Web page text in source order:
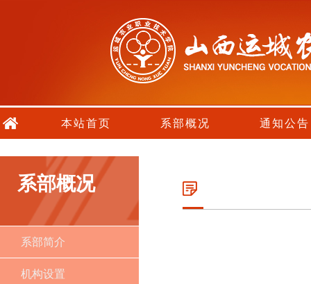
本站首页 系部概况 通知公告
系部概况
系部简介
机构设置